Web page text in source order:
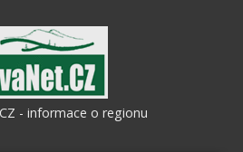
- informace o regionu